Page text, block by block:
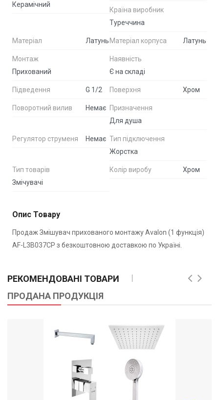
Керамічний
Країна виробник
Туреччина
Матеріал Латунь Матеріал корпуса Латунь
Монтаж
Прихований
Наявність
Є на складі
Підведення G 1/2 Поверхня Хром
Поворотний вилив Немає Призначення
Для душа
Регулятор струменя Немає Тип підключення
Жорстка
Тип товарів
Змічувачі
Колір виробу Хром
Опис Товару
Продаж Змішувач прихованого монтажу Avalon (1 функція)
AF-L3B037CP з безкоштовною доставкою по Україні.
РЕКОМЕНДОВАНІ ТОВАРИ
ПРОДАНА ПРОДУКЦІЯ